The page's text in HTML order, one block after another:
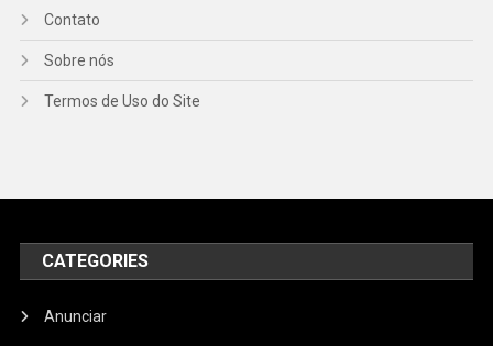
Contato
Sobre nós
Termos de Uso do Site
CATEGORIES
Anunciar